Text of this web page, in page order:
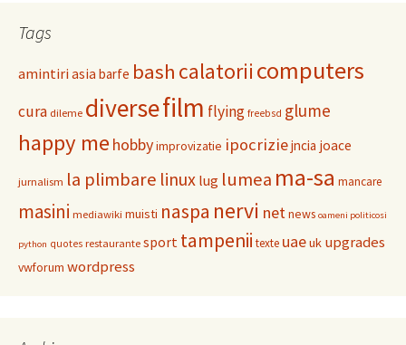
Tags
amintiriasia barfe bash calatorii computers
cura dileme diversefilm flying freebsd glume
happy me hobbyimprovizatie ipocriziejncia joace
jurnalism la plimbare linux lug lumea ma-sa mancare
masini mediawiki muisti naspa nervi netnews oameni politicosi
python quotes restaurante sport tampenii texte uaeuk upgrades
vwforum wordpress